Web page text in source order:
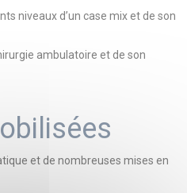
niveaux d’un case mix et de son
ambulatoire et de son
et de nombreuses mises en